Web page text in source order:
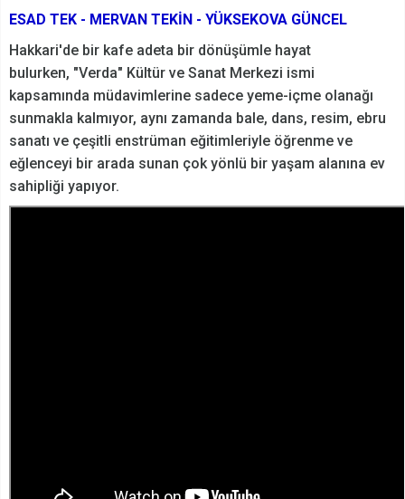
ESAD TEK - MERVAN TEKİN - YÜKSEKOVA GÜNCEL
Hakkari'de bir kafe adeta bir dönüşümle hayat
bulurken, "Verda" Kültür ve Sanat Merkezi ismi
kapsamında müdavimlerine sadece yeme-içme olanağı
sunmakla kalmıyor, aynı zamanda bale, dans, resim, ebru
sanatı ve çeşitli enstrüman eğitimleriyle öğrenme ve
eğlenceyi bir arada sunan çok yönlü bir yaşam alanına ev
sahipliği yapıyor.